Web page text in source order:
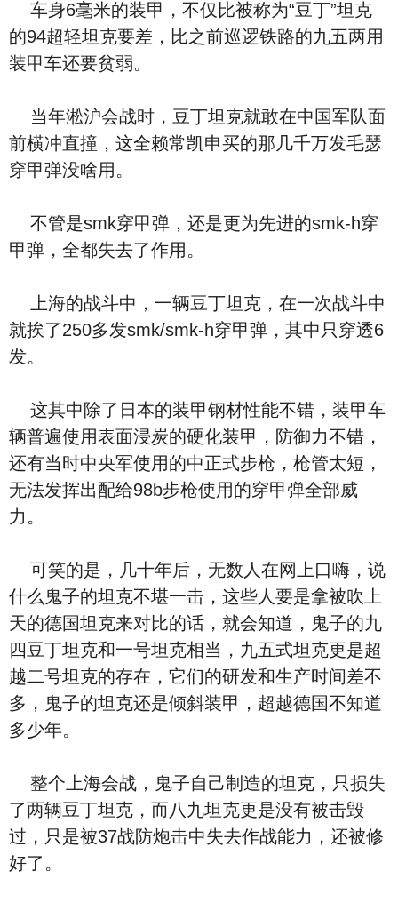
车身6毫米的装甲，不仅比被称为“豆丁”坦克
的94超轻坦克要差，比之前巡逻铁路的九五两用
装甲车还要贫弱。
当年淞沪会战时，豆丁坦克就敢在中国军队面
前横冲直撞，这全赖常凯申买的那几千万发毛瑟
穿甲弹没啥用。
不管是smk穿甲弹，还是更为先进的smk-h穿
甲弹，全都失去了作用。
上海的战斗中，一辆豆丁坦克，在一次战斗中
就挨了250多发smk/smk-h穿甲弹，其中只穿透6
发。
这其中除了日本的装甲钢材性能不错，装甲车
辆普遍使用表面浸炭的硬化装甲，防御力不错，
还有当时中央军使用的中正式步枪，枪管太短，
无法发挥出配给98b步枪使用的穿甲弹全部威
力。
可笑的是，几十年后，无数人在网上口嗨，说
什么鬼子的坦克不堪一击，这些人要是拿被吹上
天的德国坦克来对比的话，就会知道，鬼子的九
四豆丁坦克和一号坦克相当，九五式坦克更是超
越二号坦克的存在，它们的研发和生产时间差不
多，鬼子的坦克还是倾斜装甲，超越德国不知道
多少年。
整个上海会战，鬼子自己制造的坦克，只损失
了两辆豆丁坦克，而八九坦克更是没有被击毁
过，只是被37战防炮击中失去作战能力，还被修
好了。